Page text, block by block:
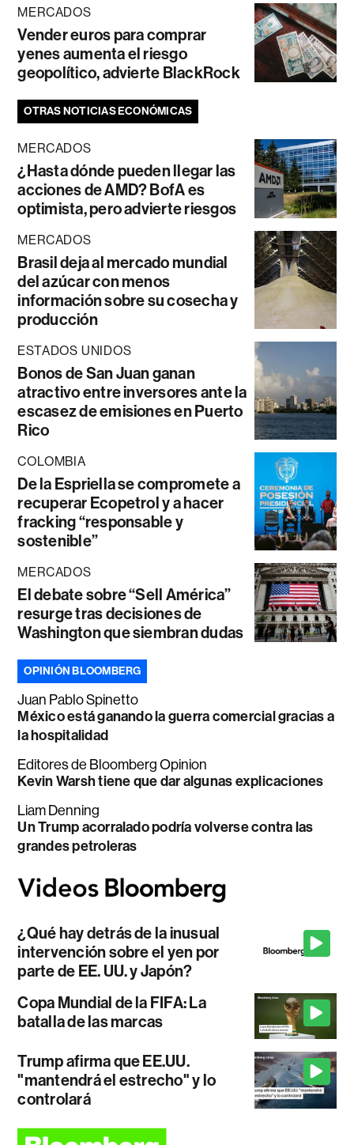
MERCADOS
Vender euros para comprar
yenes aumenta el riesgo
geopolítico, advierte BlackRock
OTRAS NOTICIAS ECONÓMICAS
MERCADOS
¿Hasta dónde pueden llegar las
acciones de AMD? BofA es
optimista, pero advierte riesgos
MERCADOS
Brasil deja al mercado mundial
del azúcar con menos
información sobre su cosecha y
producción
ESTADOS UNIDOS
Bonos de San Juan ganan
atractivo entre inversores ante la
escasez de emisiones en Puerto
Rico
COLOMBIA
De la Espriella se compromete a
recuperar Ecopetrol y a hacer
fracking “responsable y
sostenible”
MERCADOS
El debate sobre “Sell América”
resurge tras decisiones de
Washington que siembran dudas
OPINIÓN BLOOMBERG
Juan Pablo Spinetto
México está ganando la guerra comercial gracias a
la hospitalidad
Editores de Bloomberg Opinion
Kevin Warsh tiene que dar algunas explicaciones
Liam Denning
Un Trump acorralado podría volverse contra las
grandes petroleras
¿Qué hay detrás de la inusual
intervención sobre el yen por
parte de EE. UU. y Japón?
Copa Mundial de la FIFA: La
batalla de las marcas
Trump afirma que EE.UU.
"mantendrá el estrecho" y lo
controlará